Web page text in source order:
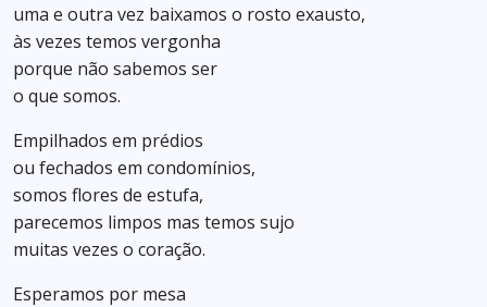
uma e outra vez baixamos o rosto exausto,
às vezes temos vergonha
porque não sabemos ser
o que somos.
Empilhados em prédios
ou fechados em condomínios,
somos flores de estufa,
parecemos limpos mas temos sujo
muitas vezes o coração.
Esperamos por mesa